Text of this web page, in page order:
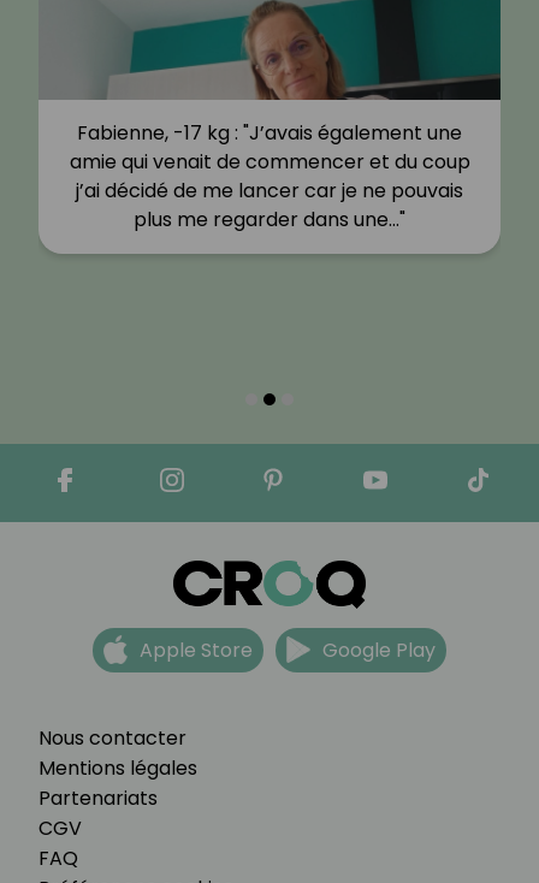
Fabienne, -17 kg : "J’avais également une
amie qui venait de commencer et du coup
j’ai décidé de me lancer car je ne pouvais
plus me regarder dans une…"
Nous contacter
Mentions légales
Partenariats
CGV
FAQ
Apple Store Google Play